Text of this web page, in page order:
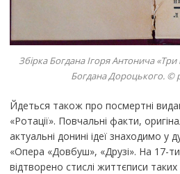
Збірка Богдана Ігоря Антонича
Богдана Дороцького. ©
Йдеться також про посмертні
«Ротації». Повчальні факти,
актуальні донині ідеї знаходимо у
«Опера «Довбуш», «Друзі». На 17-
відтворено стислі життєписи